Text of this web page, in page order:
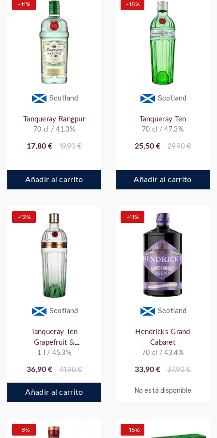
Scotland
-11%
Tanqueray Rangpur
70 cl / 41.3%
17,80 € 19,90 €
Añadir al carrito
Scotland
-15%
Tanqueray Ten
70 cl / 47.3%
25,50 € 29,90 €
Añadir al carrito
Scotland
-12%
Tanqueray Ten
Grapefruit &
Rosemary 1 L
1 l / 45.3%
36,90 € 41,90 €
Añadir al carrito
Scotland
-11%
Hendricks Grand
Cabaret
70 cl / 43.4%
33,90 € 37,90 €
No está disponible
-8% -15%